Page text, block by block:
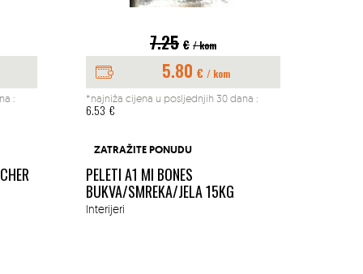
:
7.25 € / kom
5.80 € / kom
*najniža cijena u posljednjih 30 dana :
6.53 €
ZATRAŽITE PONUDU
PELETI A1 MI BONES
BUKVA/SMREKA/JELA 15KG
Interijeri